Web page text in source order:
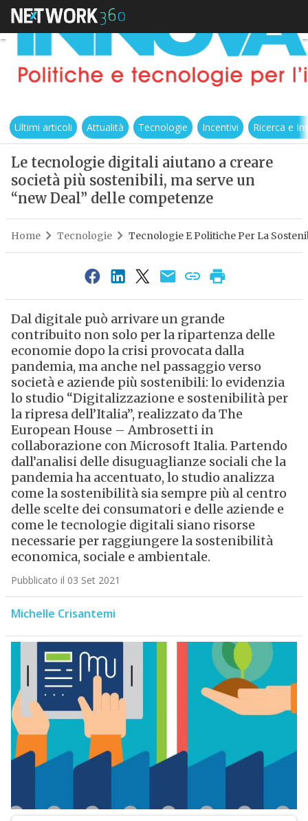
Ultimi articoli Attualità Tecnologie Incentivi Ricerca e
Le tecnologie digitali aiutano a creare
società più sostenibili, ma serve un
“new Deal” delle competenze
Home Tecnologie Tecnologie E Politiche Per La
Dal digitale può arrivare un grande
contribuito non solo per la ripartenza delle
economie dopo la crisi provocata dalla
pandemia, ma anche nel passaggio verso
società e aziende più sostenibili: lo evidenzia
lo studio “Digitalizzazione e sostenibilità per
la ripresa dell’Italia”, realizzato da The
European House – Ambrosetti in
collaborazione con Microsoft Italia. Partendo
dall’analisi delle disuguaglianze sociali che la
pandemia ha accentuato, lo studio analizza
come la sostenibilità sia sempre più al centro
delle scelte dei consumatori e delle aziende e
come le tecnologie digitali siano risorse
necessarie per raggiungere la sostenibilità
economica, sociale e ambientale.
Pubblicato il 03 Set 2021
Michelle Crisantemi